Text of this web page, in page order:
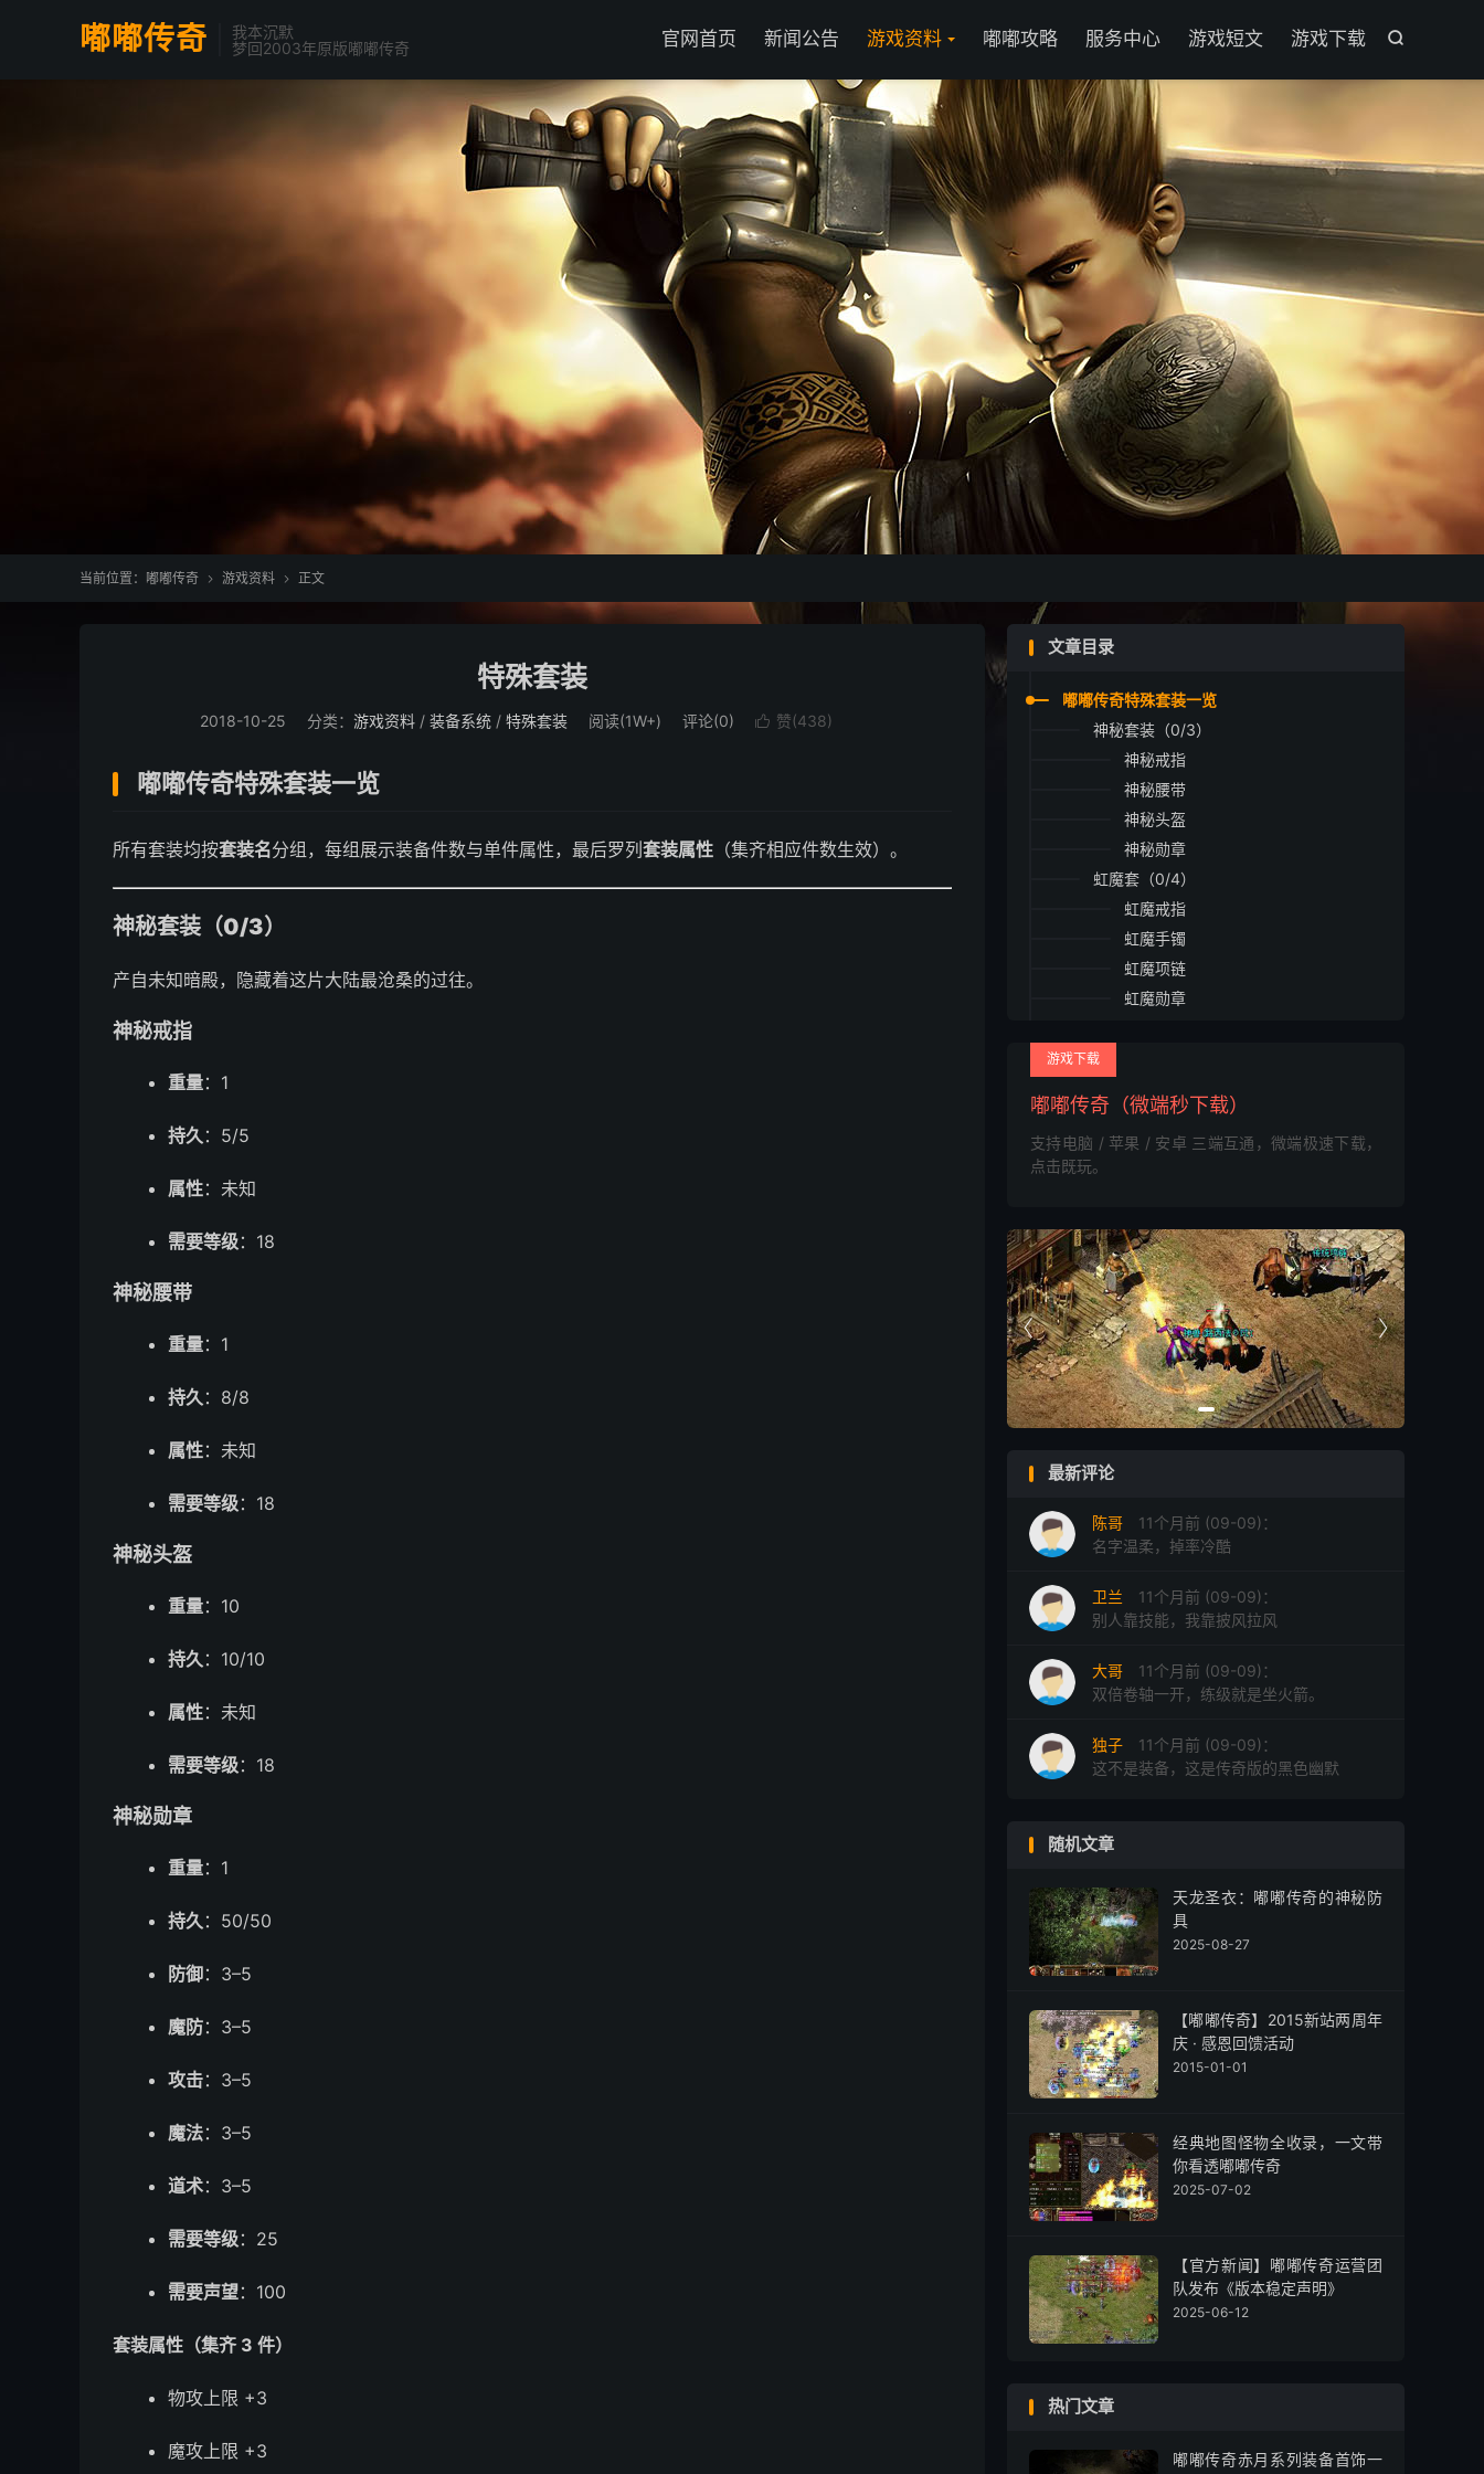
嘟嘟传奇
我本沉默
梦回2003年原版嘟嘟传奇

官网首页 新闻公告 游戏资料 嘟嘟攻略 服务中心 游戏短文 游戏下载
当前位置： 嘟嘟传奇  游戏资料  正文
特殊套装
2018-10-25 分类： 游戏资料/ 装备系统/ 特殊套装 阅读(1W+) 评论(0)  赞(438)
嘟嘟传奇特殊套装一览
所有套装均按套装名分组，每组展示装备件数与单件属性，最后罗列 套装属性 （集齐相应件数生效）。
神秘套装（0/3）
产自未知暗殿，隐藏着这片大陆最沧桑的过往。
神秘戒指
重量：1
持久：5/5
属性：未知
需要等级：18
神秘腰带
重量：1
持久：8/8
属性：未知
需要等级：18
神秘头盔
重量：10
持久：10/10
属性：未知
需要等级：18
神秘勋章
重量：1
持久：50/50
防御：3–5
魔防：3–5
攻击：3–5
魔法：3–5
道术：3–5
需要等级：25
需要声望：100
套装属性（集齐 3 件）
物攻上限 +3
魔攻上限 +3
文章目录
嘟嘟传奇特殊套装一览
神秘套装（0/3）
神秘戒指
神秘腰带
神秘头盔
神秘勋章
虹魔套（0/4）
虹魔戒指
虹魔手镯
虹魔项链
虹魔勋章
魔血项链
魔血勋章
祈祷套（0/6）
祈祷头盔
祈祷手镯
祈祷项链
祈祷之刃
祈祷勋章
记忆套（0/5）
记忆戒指
记忆勋章
游戏下载
嘟嘟传奇（微端秒下载）
支持电脑 / 苹果 / 安卓 三端互通，微端极速下载，
点击既玩。


最新评论
陈哥
11个月前 (09-09)：
名字温柔，掉率冷酷
卫兰
11个月前 (09-09)：
别人靠技能，我靠披风拉风
大哥
11个月前 (09-09)：
双倍卷轴一开，练级就是坐火箭。
独子
11个月前 (09-09)：
这不是装备，这是传奇版的黑色幽默
随机文章
天龙圣衣：嘟嘟传奇的神秘防
具
2025-08-27
【嘟嘟传奇】2015新站两周年
庆 · 感恩回馈活动
2015-01-01
经典地图怪物全收录，一文带
你看透嘟嘟传奇
2025-07-02
【官方新闻】嘟嘟传奇运营团
队发布《版本稳定声明》
2025-06-12
热门文章
嘟嘟传奇赤月系列装备首饰一